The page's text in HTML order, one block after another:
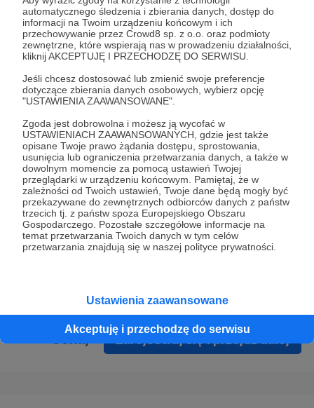
automatycznego śledzenia i zbierania danych, dostęp do
informacji na Twoim urządzeniu końcowym i ich
przechowywanie przez Crowd8 sp. z o.o. oraz podmioty
zewnętrzne, które wspierają nas w prowadzeniu działalności,
kliknij AKCEPTUJĘ I PRZECHODZĘ DO SERWISU.
Jeśli chcesz dostosować lub zmienić swoje preferencje
dotyczące zbierania danych osobowych, wybierz opcję
"USTAWIENIA ZAAWANSOWANE".
Zgoda jest dobrowolna i możesz ją wycofać w
USTAWIENIACH ZAAWANSOWANYCH, gdzie jest także
opisane Twoje prawo żądania dostępu, sprostowania,
usunięcia lub ograniczenia przetwarzania danych, a także w
dowolnym momencie za pomocą ustawień Twojej
przeglądarki w urządzeniu końcowym. Pamiętaj, że w
zależności od Twoich ustawień, Twoje dane będą mogły być
przekazywane do zewnętrznych odbiorców danych z państw
trzecich tj. z państw spoza Europejskiego Obszaru
Gospodarczego. Pozostałe szczegółowe informacje na
temat przetwarzania Twoich danych w tym celów
przetwarzania znajdują się w naszej polityce prywatności.
Ustawienia zaawansowane
Akceptuję i przechodzę do serwisu
* Zapoznałem się i akceptujęRegulaminserwisu oraz
* Wyrażam zgodę na przetwarzanie moich danych
osobowych podanych w formularzu rejestracyjnym w celu
prawidłowego świadczenia usług serwisu Patronite.
Wyrażam zgodę na otrzymywanie drogą elektroniczną
informacji handlowych - newslettera. Opcja ta może zostać
zmieniona w ustawieniach konta.
Zarejestruj się i przejdź dalej